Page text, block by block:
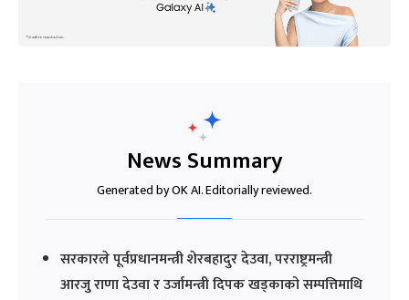
News Summary
Generated by OK AI. Editorially reviewed.
सरकारले पूर्वप्रधानमन्त्री शेरबहादुर देउवा, परराष्ट्रमन्त्री
आरजु राणा देउवा र उर्जामन्त्री दिपक खड्काको सम्पत्तिमाथि